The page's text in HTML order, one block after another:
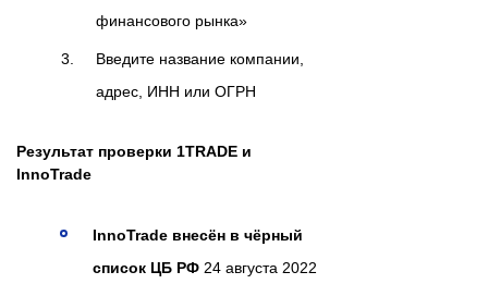
финансового рынка»
Введите название компании,
адрес, ИНН или ОГРН
Результат проверки 1TRADE и
InnoTrade
InnoTrade внесён в чёрный
список ЦБ РФ 24 августа 2022